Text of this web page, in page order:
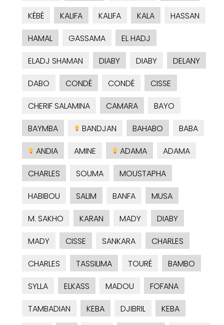
KÉBÉ KALIFA KALIFA KALA
HASSAN
HAMAL
GASSAMA
EL HADJ
ELADJ SHAMAN
DIABY DIABY
DELANY
DABO
CONDÉ CONDÉ
CISSE
CHERIF SALAMINA
CAMARA
BAYO
BAYMBA
BANDJAN BAHABO
BABA
ANDIA
AMINE ADAMA
ADAMA
CHARLES
SOUMA
MOUSTAPHA
HABIBOU
SALIM BANFA
MUSA
M. SAKHO
KARAN MADY
DIABY
MADY
CISSE SANKARA
CHARLES
CHARLES
TASSILIMA TOURÉ
BAMBO
SYLLA
ELKASS MADOU
FOFANA
TAMBADIAN
KEBA DJIBRIL
KEBA